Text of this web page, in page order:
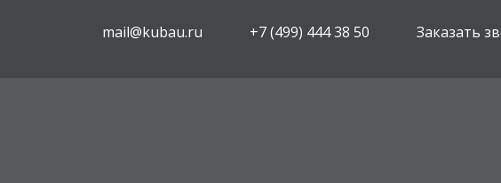
mail@kubau.ru +7 (499) 444 38 50 Заказать